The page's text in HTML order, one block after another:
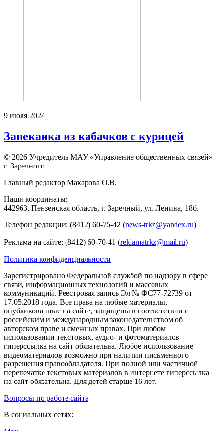
9 июля 2024
Запеканка из кабачков с курицей
© 2026 Учредитель МАУ «Управление общественных связей»
г. Заречного
Главный редактор Макарова О.В.
Наши координаты:
442963, Пензенская область, г. Заречный, ул. Ленина, 18б.
Телефон редакции: (8412) 60-75-42 (news-trkz@yandex.ru)
Реклама на сайте: (8412) 60-70-41 (reklamatrkz@mail.ru)
Политика конфиденциальности
Зарегистрировано Федеральной службой по надзору в сфере
связи, информационных технологий и массовых
коммуникаций. Реестровая запись Эл № ФС77-72739 от
17.05.2018 года. Все права на любые материалы,
опубликованные на сайте, защищены в соответствии с
российским и международным законодательством об
авторском праве и смежных правах. При любом
использовании текстовых, аудио- и фотоматериалов
гиперссылка на сайт обязательна. Любое использование
видеоматериалов возможно при наличии письменного
разрешения правообладателя. При полной или частичной
перепечатке текстовых материалов в интернете гиперссылка
на сайт обязательна. Для детей старше 16 лет.
Вопросы по работе сайта
В социальных сетях: